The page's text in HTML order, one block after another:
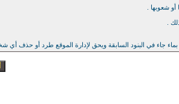
جاء في البنود السابقة ويحق لإدارة الموقع طرد أو حذف أي